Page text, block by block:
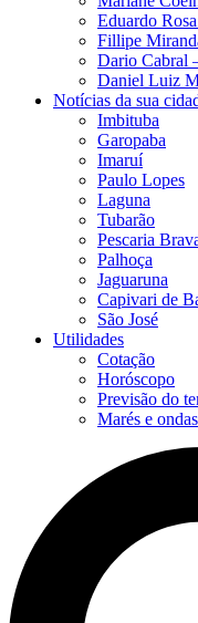
Eduardo
Fillipe
Dario Cabral
Daniel Luiz
Notícias da sua
Imbituba
Garopaba
Imaruí
Paulo Lopes
Laguna
Tubarão
Pescaria
Palhoça
Jaguaruna
Capivari de
São José
Utilidades
Cotação
Horóscopo
Previsão do
Marés e ondas